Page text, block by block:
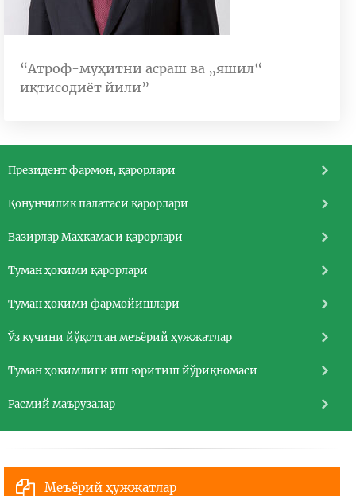
“Атроф-муҳитни асраш ва „яшил“
иқтисодиёт йили”
Президент фармон, қарорлари
Қонунчилик палатаси қарорлари
Вазирлар Маҳкамаси қарорлари
Туман ҳокими қарорлари
Туман ҳокими фармойишлари
Ўз кучини йўқотган меъёрий ҳужжатлар
Туман ҳокимлиги иш юритиш йўриқномаси
Расмий маърузалар
Меъёрий ҳужжатлар